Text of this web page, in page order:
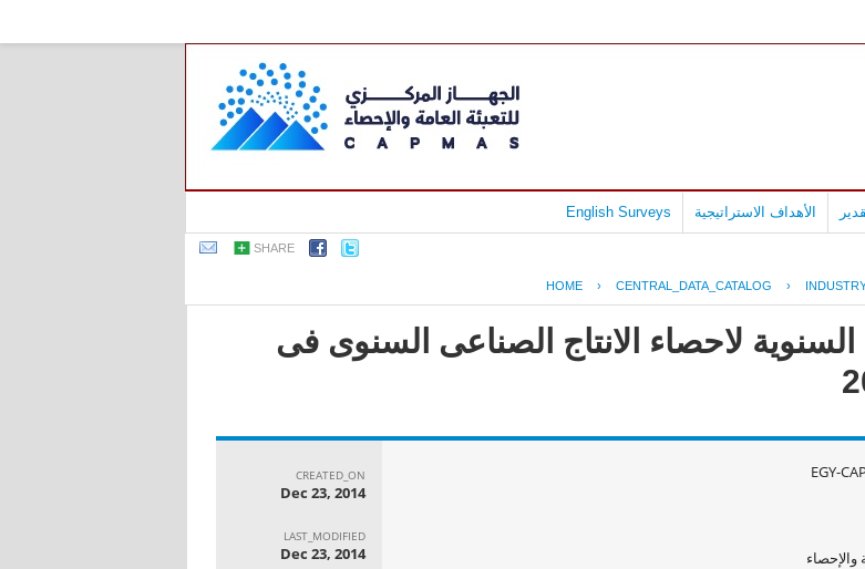
الأهداف الاستراتيجية English Surveys
SHARE
HOME › CENTRAL_DATA_CATALOG ›
لاحصاء الانتاج الصناعى السنوى فى
EGY-
والإحصاء
CREATED_ON
Dec 23, 2014
LAST_MODIFIED
Dec 23, 2014